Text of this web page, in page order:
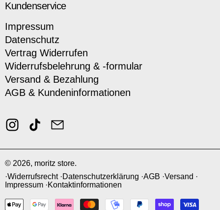
Kundenservice
Impressum
Datenschutz
Vertrag Widerrufen
Widerrufsbelehrung & -formular
Versand & Bezahlung
AGB & Kundeninformationen
Instagram
TikTok
© 2026, moritz store.
Widerrufsrecht
Datenschutzerklärung AGB Versand
Impressum
Kontaktinformationen
Zahlungsmethoden